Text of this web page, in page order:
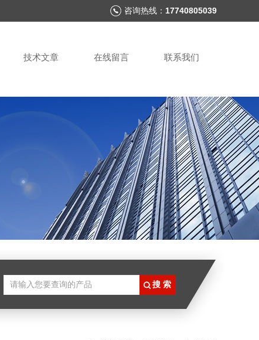
咨询热线： 17740805039
技术文章 在线留言 联系我们